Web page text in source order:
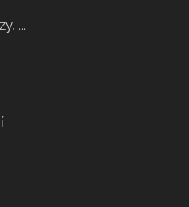
...